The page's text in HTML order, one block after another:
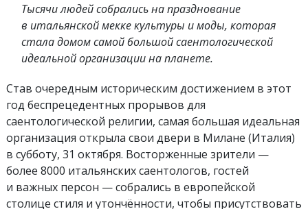
Тысячи людей собрались на празднование
в итальянской мекке культуры и моды, которая
стала домом самой большой саентологической
идеальной организации на планете.
Став очередным историческим достижением в этот
год беспрецедентных прорывов для
саентологической религии, самая большая идеальная
организация открыла свои двери в Милане (Италия)
в субботу, 31 октября. Восторженные зрители —
более 8000 итальянских саентологов, гостей
и важных персон — собрались в европейской
столице стиля и утончённости, чтобы присутствовать